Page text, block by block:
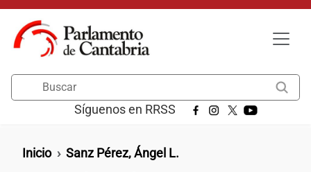
Pasar al contenido principal
Síguenos en RRSS
Ruta de navegación
Inicio Sanz Pérez, Ángel L.